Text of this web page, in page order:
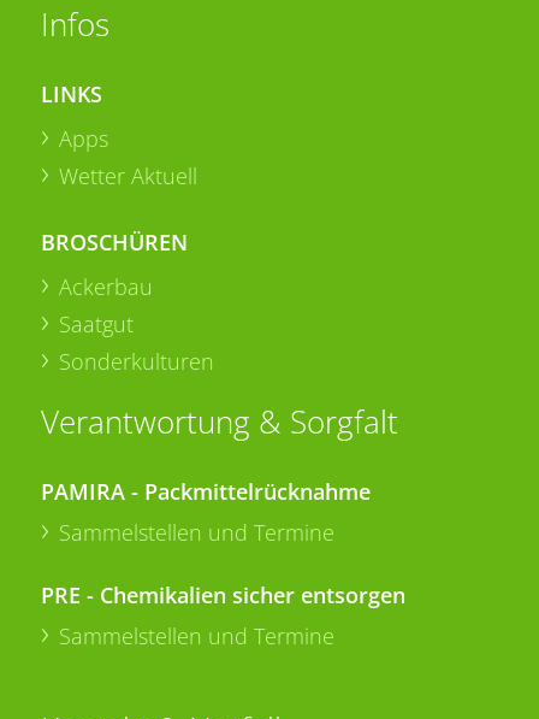
Infos
LINKS
Apps
Wetter Aktuell
BROSCHÜREN
Ackerbau
Saatgut
Sonderkulturen
Verantwortung & Sorgfalt
PAMIRA - Packmittelrücknahme
Sammelstellen und Termine
PRE - Chemikalien sicher entsorgen
Sammelstellen und Termine